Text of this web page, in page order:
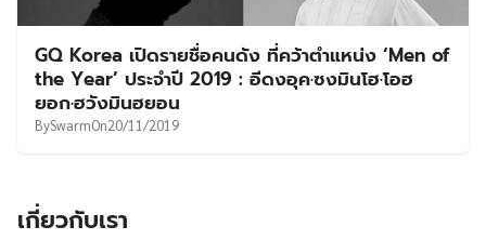
GQ Korea เปิดรายชื่อคนดัง ที่คว้าตำแหน่ง ‘Men of
the Year’ ประจำปี 2019 : อีดงอุค·ซงมินโฮ·โอฮ
ยอก·ฮวังมินฮยอน
BySwarmOn20/11/2019
เกี่ยวกับเรา